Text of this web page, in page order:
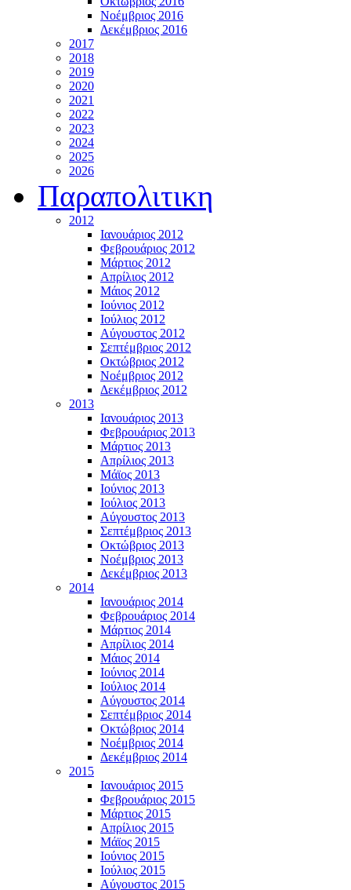
Νοέμβριος 2016
Δεκέμβριος 2016
2017
2018
2019
2020
2021
2022
2023
2024
2025
2026
Παραπολιτικη
2012
Ιανουάριος 2012
Φεβρουάριος 2012
Μάρτιος 2012
Απρίλιος 2012
Μάιος 2012
Ιούνιος 2012
Ιούλιος 2012
Αύγουστος 2012
Σεπτέμβριος 2012
Οκτώβριος 2012
Νοέμβριος 2012
Δεκέμβριος 2012
2013
Ιανουάριος 2013
Φεβρουάριος 2013
Μάρτιος 2013
Απρίλιος 2013
Μάϊος 2013
Ιούνιος 2013
Ιούλιος 2013
Αύγουστος 2013
Σεπτέμβριος 2013
Οκτώβριος 2013
Νοέμβριος 2013
Δεκέμβριος 2013
2014
Ιανουάριος 2014
Φεβρουάριος 2014
Μάρτιος 2014
Απρίλιος 2014
Μάιος 2014
Ιούνιος 2014
Ιούλιος 2014
Αύγουστος 2014
Σεπτέμβριος 2014
Οκτώβριος 2014
Νοέμβριος 2014
Δεκέμβριος 2014
2015
Ιανουάριος 2015
Φεβρουάριος 2015
Μάρτιος 2015
Απρίλιος 2015
Μάϊος 2015
Ιούνιος 2015
Ιούλιος 2015
Αύγουστος 2015